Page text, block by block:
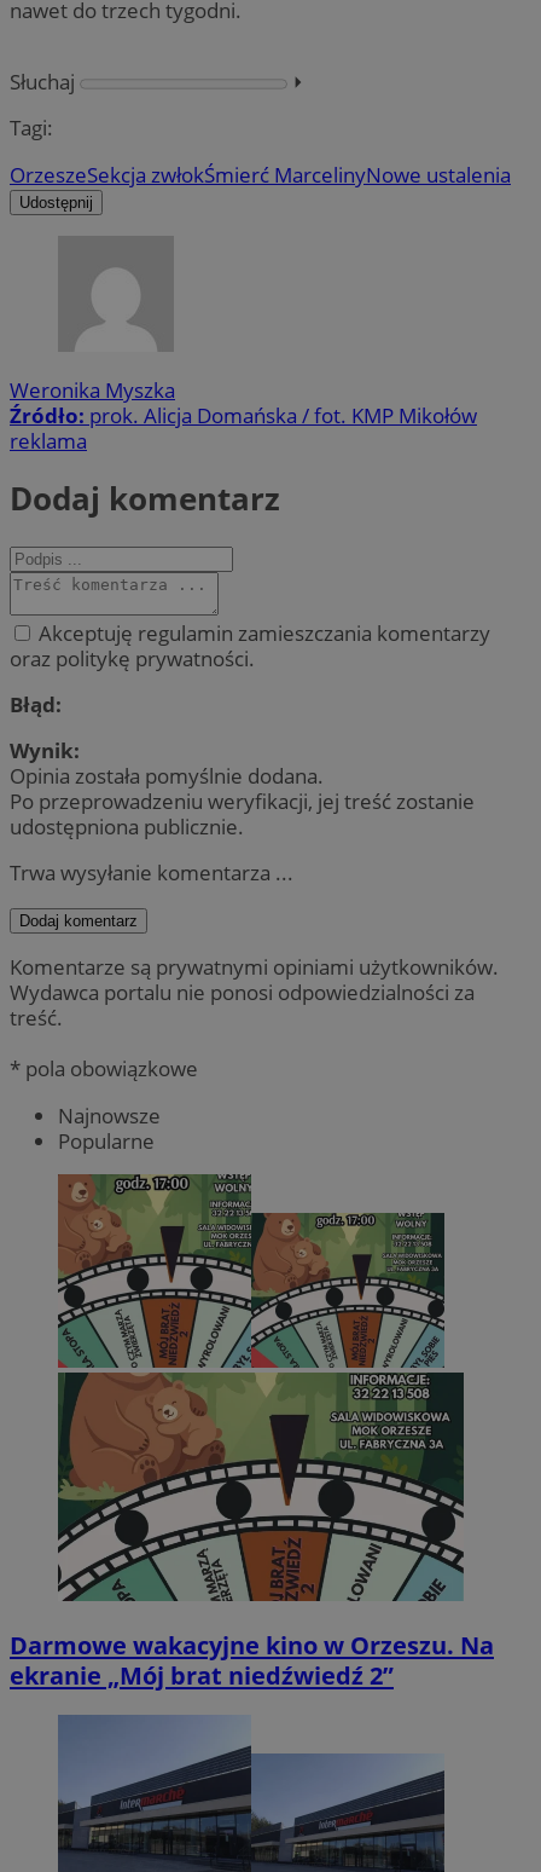
nawet do trzech tygodni.
Słuchaj
⏵︎
Tagi:
OrzeszeSekcja zwłokŚmierć MarcelinyNowe ustalenia
Udostępnij
Weronika Myszka
Źródło: prok. Alicja Domańska / fot. KMP Mikołów
reklama
Dodaj komentarz
Akceptuję regulamin zamieszczania komentarzy
oraz politykę prywatności.
Błąd:
Wynik:
Opinia została pomyślnie dodana.
Po przeprowadzeniu weryfikacji, jej treść zostanie
udostępniona publicznie.
Trwa wysyłanie komentarza ...
Dodaj komentarz
Komentarze są prywatnymi opiniami użytkowników.
Wydawca portalu nie ponosi odpowiedzialności za
treść.
* pola obowiązkowe
Najnowsze
Popularne
Darmowe wakacyjne kino w Orzeszu. Na
ekranie „Mój brat niedźwiedź 2”